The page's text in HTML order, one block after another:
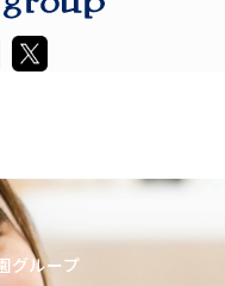
グループ